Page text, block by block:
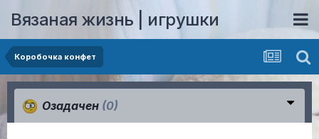
Вязаная жизнь | игрушки
Коробочка конфет
Озадачен (0)